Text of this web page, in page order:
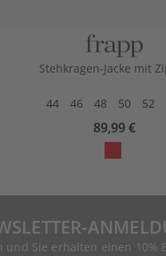
Stehkragen-Jacke mit
44 46 48 50 52
89,99 €
und Sie erhalten einen 10%